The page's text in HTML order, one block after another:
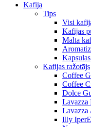
Kafija
Tips
Visi
Kafijas
Maltā
Kapsulas
Kafijas ražotājs
Coffee
Coffee
Dolce
Lavazza
Lavazza
Illy